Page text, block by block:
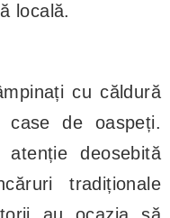
locală.
cu căldură
de oaspeți.
deosebită
tradiționale